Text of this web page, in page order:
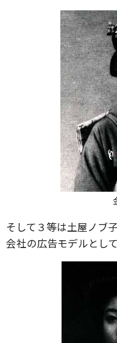
そして３等は土屋ノブ
会社の広告モデルとし